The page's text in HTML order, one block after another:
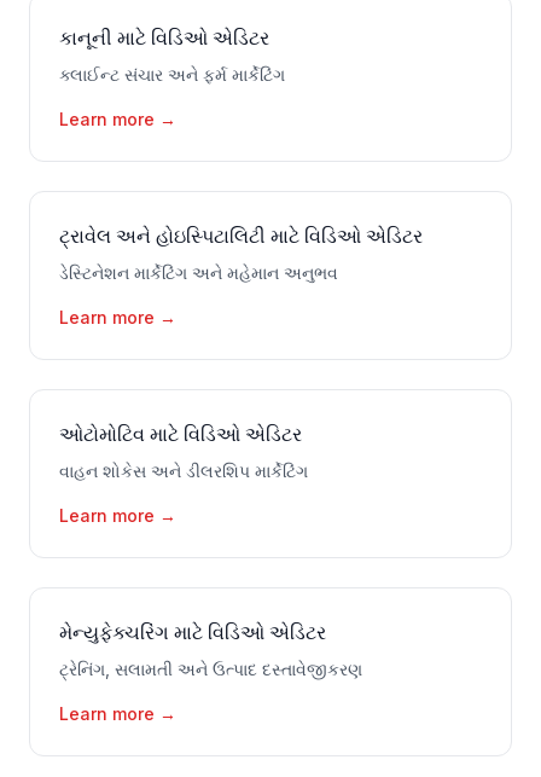
કાનૂની માટે વિડિઓ એડિટર
ક્લાઈન્ટ સંચાર અને ફર્મ માર્કેટિંગ
Learn more →
ટ્રાવેલ અને હોઇસ્પિટાલિટી માટે વિડિઓ એડિટર
ડેસ્ટિનેશન માર્કેટિંગ અને મહેમાન અનુભવ
Learn more →
ઓટોમોટિવ માટે વિડિઓ એડિટર
વાહન શોકેસ અને ડીલરશિપ માર્કેટિંગ
Learn more →
મેન્યુફેક્ચરિંગ માટે વિડિઓ એડિટર
ટ્રેનિંગ, સલામતી અને ઉત્પાદ દસ્તાવેજીકરણ
Learn more →